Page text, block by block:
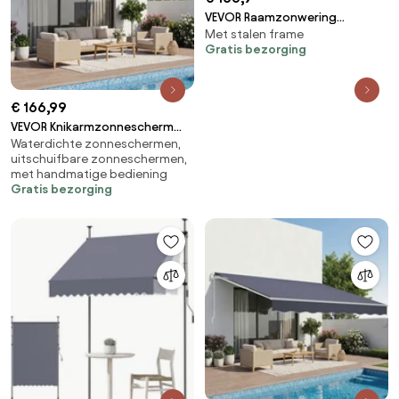
€ 166,99
VEVOR Knikarmzonnescherm
2,5x2 m, Uitschuifbaar
zonnescherm met handslinger,
Terraszonnescherm UPF 80+
zonbescherming,
Balkonzonnescherm voor
terras, balkon, tuin en ramen,
Waterdichte zonneschermen,
uitschuifbare zonneschermen,
met handmatige bediening
Gratis bezorging
VEVOR Raamzonwering
203x91x61 cm, Deurluifel,
Stevige buitenzonwering met
Bescherming tegen regen,
Met stalen frame
Gratis bezorging